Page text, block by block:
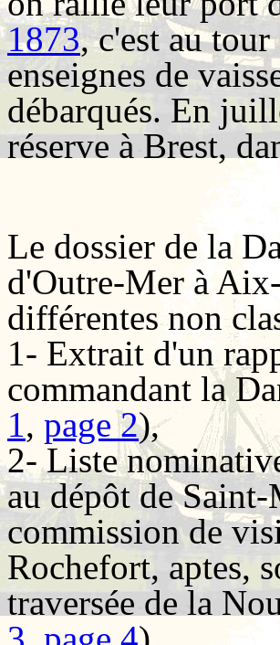
1873, c'est au
enseignes de
débarqués. En
réserve à Brest,
Le dossier de la
d'Outre-Mer à
différentes non
1- Extrait d'un
commandant la
1, page 2),
2- Liste
au dépôt de
commission de
Rochefort, aptes,
traversée de la